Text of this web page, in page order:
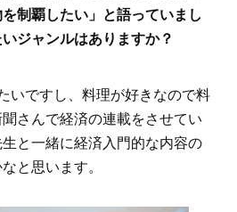
制覇したい」と語っていまし
ジャンルはありますか？
いですし、料理が好きなので料
さんで経済の連載をさせてい
と一緒に経済入門的な内容の
と思います。